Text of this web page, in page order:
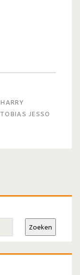
HARRY
TOBIAS JESSO
Zoeken